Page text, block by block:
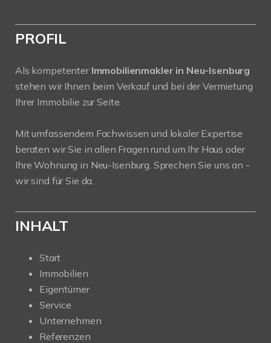
PROFIL
Als kompetenter Immobilienmakler in Neu-Isenburg
stehen wir Ihnen beim Verkauf und bei der Vermietung
Ihrer Immobilie zur Seite.
Mit umfassendem Fachwissen und lokaler Expertise
beraten wir Sie in allen Fragen rund um Ihr Haus oder
Ihre Wohnung in Neu-Isenburg. Sprechen Sie uns an -
wir sind für Sie da.
INHALT
Start
Immobilien
Eigentümer
Service
Unternehmen
Referenzen